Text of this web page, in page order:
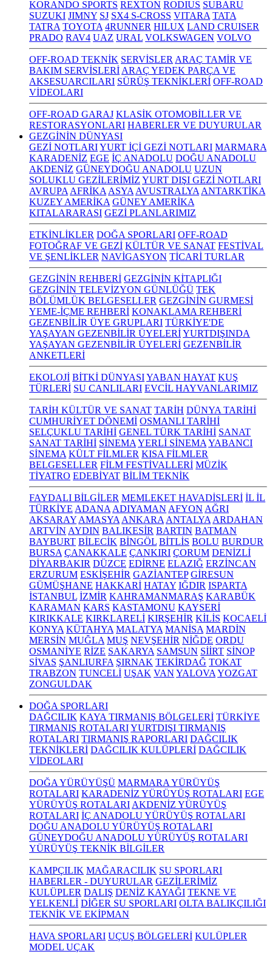
KORANDO SPORTS REXTON RODIUS SUBARU
SUZUKI JIMNY SJ SX4 S-CROSS VITARA TATA
TATRA TOYOTA 4RUNNER HILUX LAND CRUISER
PRADO RAV4 UAZ URAL VOLKSWAGEN VOLVO
OFF-ROAD TEKNİK SERVİSLER ARAÇ TAMİR VE
BAKIM SERVİSLERİ ARAÇ YEDEK PARÇA VE
AKSESUARCILARI SÜRÜŞ TEKNİKLERİ OFF-ROAD
VİDEOLARI
OFF-ROAD GARAJ KLASİK OTOMOBİLLER VE
RESTORASYONLARI HABERLER VE DUYURULAR
GEZGİNİN DÜNYASI
GEZİ NOTLARIYURT İÇİ GEZİ NOTLARI MARMARA
KARADENİZ EGE İÇ ANADOLU DOĞU ANADOLU
AKDENİZ GÜNEYDOĞU ANADOLU UZUN
SOLUKLU GEZİLERİMİZ YURT DIŞI GEZİ NOTLARI
AVRUPA AFRİKA ASYA AVUSTRALYA ANTARKTİKA
KUZEY AMERİKA GÜNEY AMERİKA
KITALARARASI GEZİ PLANLARIMIZ
ETKİNLİKLER DOĞA SPORLARI OFF-ROAD
FOTOĞRAF VE GEZİ KÜLTÜR VE SANAT FESTİVAL
VE ŞENLİKLER NAVİGASYON TİCARİ TURLAR
GEZGİNİN REHBERİ GEZGİNİN KİTAPLIĞI
GEZGİNİN TELEVİZYON GÜNLÜĞÜ TEK
BÖLÜMLÜK BELGESELLER GEZGİNİN GURMESİ
YEME-İÇME REHBERİ KONAKLAMA REHBERİ
GEZENBİLİR ÜYE GRUPLARI TÜRKİYE'DE
YAŞAYAN GEZENBİLİR ÜYELERİYURTDIŞINDA
YAŞAYAN GEZENBİLİR ÜYELERİ GEZENBİLİR
ANKETLERİ
EKOLOJİ BİTKİ DÜNYASIYABAN HAYAT KUŞ
TÜRLERİ SU CANLILARI EVCİL HAYVANLARIMIZ
TARİH KÜLTÜR VE SANAT TARİH DÜNYA TARİHİ
CUMHURİYET DÖNEMİ OSMANLI TARİHİ
SELÇUKLU TARİHİ GENEL TÜRK TARİHİ SANAT
SANAT TARİHİ SİNEMA YERLİ SİNEMA YABANCI
SİNEMA KÜLT FİLMLER KISA FİLMLER
BELGESELLER FİLM FESTİVALLERİ MÜZİK
TİYATRO EDEBİYAT BİLİM TEKNİK
FAYDALI BİLGİLER MEMLEKET HAVADİSLERİ İL İL
TÜRKİYE ADANA ADIYAMAN AFYON AĞRI
AKSARAY AMASYA ANKARA ANTALYA ARDAHAN
ARTVİN AYDIN BALIKESİR BARTIN BATMAN
BAYBURT BİLECİK BİNGÖL BİTLİS BOLU BURDUR
BURSA ÇANAKKALE ÇANKIRI ÇORUM DENİZLİ
DİYARBAKIR DÜZCE EDİRNE ELAZIĞ ERZİNCAN
ERZURUM ESKİŞEHİR GAZİANTEP GİRESUN
GÜMÜŞHANE HAKKARİ HATAY IĞDIR ISPARTA
İSTANBUL İZMİR KAHRAMANMARAŞ KARABÜK
KARAMAN KARS KASTAMONU KAYSERİ
KIRIKKALE KIRKLARELİ KIRŞEHİR KİLİS KOCAELİ
KONYA KÜTAHYA MALATYA MANİSA MARDİN
MERSİN MUĞLA MUŞ NEVŞEHİR NİĞDE ORDU
OSMANİYE RİZE SAKARYA SAMSUN SİİRT SİNOP
SİVAS ŞANLIURFA ŞIRNAK TEKİRDAĞ TOKAT
TRABZON TUNCELİ UŞAK VAN YALOVA YOZGAT
ZONGULDAK
DOĞA SPORLARI
DAĞCILIK KAYA TIRMANIŞ BÖLGELERİ TÜRKİYE
TIRMANIŞ ROTALARIYURTDIŞI TIRMANIŞ
ROTALARI TIRMANIŞ RAPORLARI DAĞCILIK
TEKNİKLERİ DAĞCILIK KULÜPLERİ DAĞCILIK
VİDEOLARI
DOĞA YÜRÜYÜŞÜ MARMARA YÜRÜYÜŞ
ROTALARI KARADENİZ YÜRÜYÜŞ ROTALARI EGE
YÜRÜYÜŞ ROTALARI AKDENİZ YÜRÜYÜŞ
ROTALARI İÇ ANADOLU YÜRÜYÜŞ ROTALARI
DOĞU ANADOLU YÜRÜYÜŞ ROTALARI
GÜNEYDOĞU ANADOLU YÜRÜYÜŞ ROTALARI
YÜRÜYÜŞ TEKNİK BİLGİLER
KAMPÇILIK MAĞARACILIK SU SPORLARI
HABERLER - DUYURULAR GEZİLERİMİZ
KULÜPLER DALIŞ DENİZ KAYAĞI TEKNE VE
YELKENLİ DİĞER SU SPORLARI OLTA BALIKÇILIĞI
TEKNİK VE EKİPMAN
HAVA SPORLARI UÇUŞ BÖLGELERİ KULÜPLER
MODEL UÇAK